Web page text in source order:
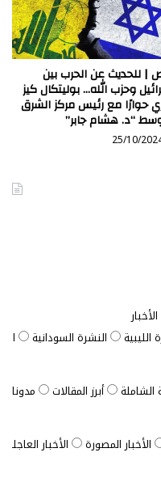
| للحديث عن الحرب بين
وحزب الله… بوليتكال كيز
حوارًا مع رئيس مركز الشرق
“د. هشام جابر”
25/10/
الليبية
النشرة السودانية
الشاملة أبرز المقالات مدونات
الأخبار المصورة
الأخبار العاجلة